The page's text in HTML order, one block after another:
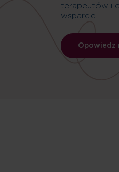
terapeutów i
wsparcie.
Opowiedz